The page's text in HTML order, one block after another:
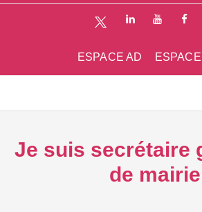
ESPACE AD
Je suis secrétaire
de mairie